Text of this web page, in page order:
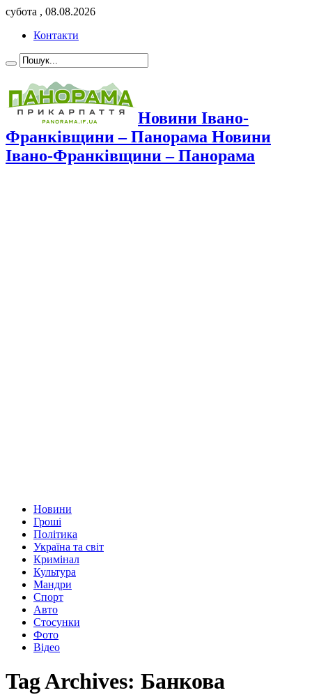
субота , 08.08.2026
Контакти
Новини Івано-
Франківщини – Панорама Новини
Івано-Франківщини – Панорама
Новини
Гроші
Політика
Україна та світ
Кримінал
Культура
Мандри
Спорт
Авто
Стосунки
Фото
Відео
Tag Archives: Банкова